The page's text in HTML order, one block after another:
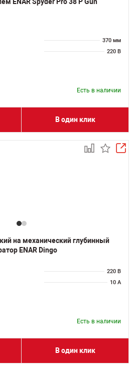
370 мм
220 В
Есть в наличии
В один клик
на механический глубинный
ENAR Dingo
220 В
10 А
Есть в наличии
В один клик